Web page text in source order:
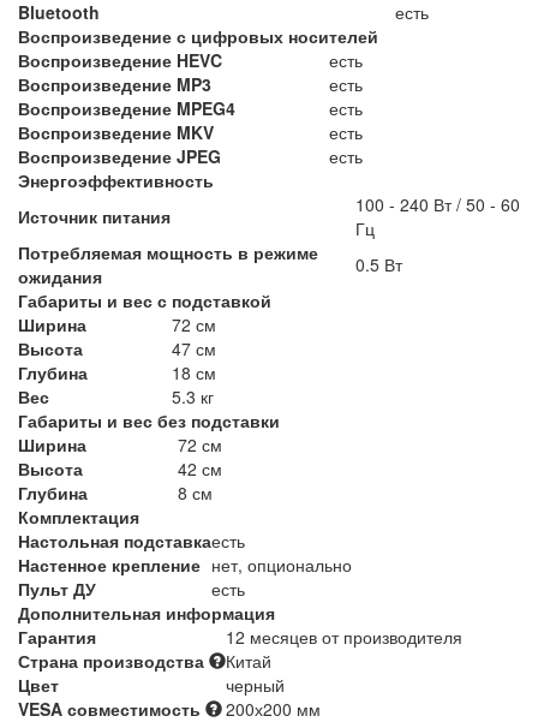
Bluetooth
есть
Воспроизведение с цифровых носителей
Воспроизведение HEVC
есть
Воспроизведение MP3
есть
Воспроизведение MPEG4
есть
Воспроизведение MKV
есть
Воспроизведение JPEG
есть
Энергоэффективность
Источник питания
100 - 240 Вт / 50 - 60
Гц
Потребляемая мощность в режиме
ожидания
0.5 Вт
Габариты и вес с подставкой
Ширина
72 см
Высота
47 см
Глубина
18 см
Вес
5.3 кг
Габариты и вес без подставки
Ширина
72 см
Высота
42 см
Глубина
8 см
Комплектация
Настольная подставкаесть
Настенное крепление нет, опционально
Пульт ДУ
есть
Дополнительная информация
Гарантия
12 месяцев от производителя
Страна производства
Китай
Цвет
черный
VESA совместимость
200х200 мм